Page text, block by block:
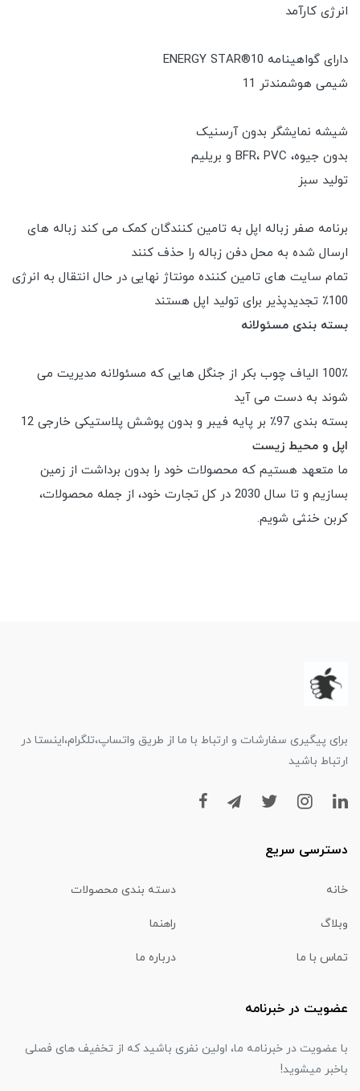
انرژی کارآمد
دارای گواهینامه ENERGY STAR®10
شیمی هوشمندتر 11
شیشه نمایشگر بدون آرسنیک
بدون جیوه، BFR، PVC و بریلیم
تولید سبز
برنامه صفر زباله اپل به تامین کنندگان کمک می کند زباله های
ارسال شده به محل دفن زباله را حذف کنند
تمام سایت های تامین کننده مونتاژ نهایی در حال انتقال به انرژی
100٪ تجدیدپذیر برای تولید اپل هستند
بسته بندی مسئولانه
100٪ الیاف چوب بکر از جنگل هایی که مسئولانه مدیریت می
شوند به دست می آید
بسته بندی 97٪ بر پایه فیبر و بدون پوشش پلاستیکی خارجی 12
اپل و محیط زیست
ما متعهد هستیم که محصولات خود را بدون برداشت از زمین
بسازیم و تا سال 2030 در کل تجارت خود، از جمله محصولات،
کربن خنثی شویم.
برای پیگیری سفارشات و ارتباط با ما از طریق واتساپ،تلگرام،اینستا در
ارتباط باشید
دسترسی سریع
خانه دسته بندی محصولات
وبلاگ راهنما
تماس با ما درباره ما
عضویت در خبرنامه
با عضویت در خبرنامه ما، اولین نفری باشید که از تخفیف های فصلی
باخبر میشوید!